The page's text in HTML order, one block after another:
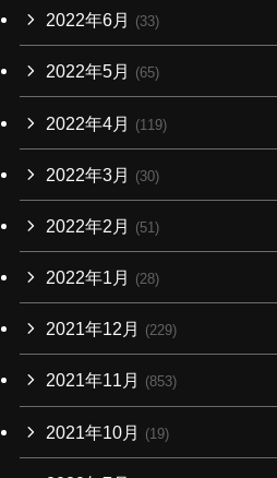
2022年6月 (33)
2022年5月 (65)
2022年4月 (119)
2022年3月 (30)
2022年2月 (51)
2022年1月 (28)
2021年12月 (229)
2021年11月 (853)
2021年10月 (19)